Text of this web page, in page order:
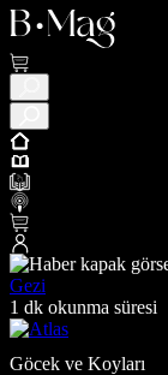
Gezi
1 dk okunma süresi
Göcek ve Koyları